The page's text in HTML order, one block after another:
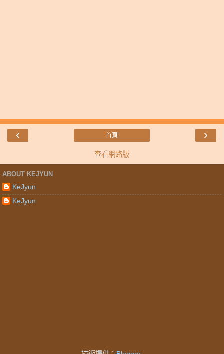
‹ ›
首頁
查看網路版
ABOUT KEJYUN
KeJyun
KeJyun